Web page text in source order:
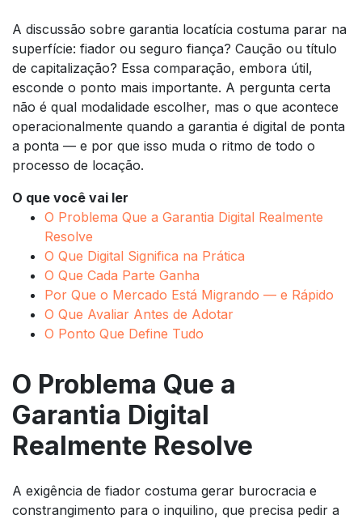
A discussão sobre garantia locatícia costuma parar na
superfície: fiador ou seguro fiança? Caução ou título
de capitalização? Essa comparação, embora útil,
esconde o ponto mais importante. A pergunta certa
não é qual modalidade escolher, mas o que acontece
operacionalmente quando a garantia é digital de ponta
a ponta — e por que isso muda o ritmo de todo o
processo de locação.
O que você vai ler
O Problema Que a Garantia Digital Realmente
Resolve
O Que Digital Significa na Prática
O Que Cada Parte Ganha
Por Que o Mercado Está Migrando — e Rápido
O Que Avaliar Antes de Adotar
O Ponto Que Define Tudo
O Problema Que a
Garantia Digital
Realmente Resolve
A exigência de fiador costuma gerar burocracia e
constrangimento para o inquilino, que precisa pedir a